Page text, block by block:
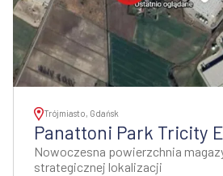
Trójmiasto, Gdańsk
Panattoni Park Tricity
Nowoczesna powierzchnia
strategicznej lokalizacji